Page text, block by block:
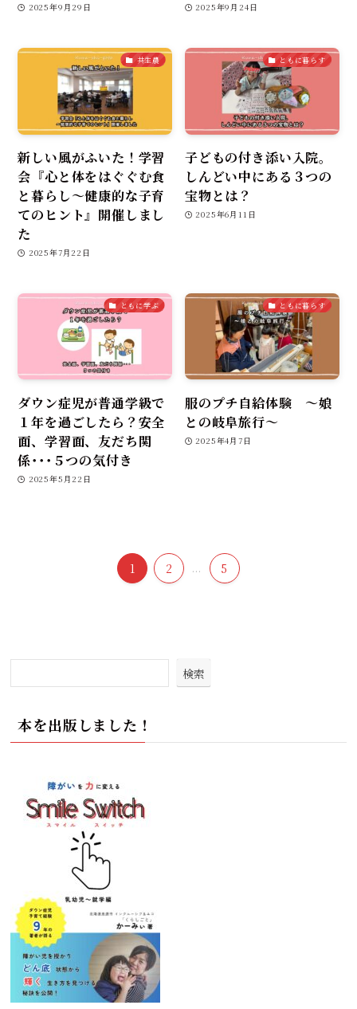
2025年9月29日 2025年9月24日
共生農
新しい風がふいた！学習
会『心と体をはぐぐむ食
と暮らし～健康的な子育
てのヒント』開催しまし
た
2025年7月22日
ともに暮らす
子どもの付き添い入院。
しんどい中にある３つの
宝物とは？
2025年6月11日
ともに学ぶ
ダウン症児が普通学級で
１年を過ごしたら？安全
面、学習面、友だち関
係･･･５つの気付き
2025年5月22日
ともに暮らす
服のプチ自給体験 ～娘
との岐阜旅行～
2025年4月7日
1 2 ... 5
検索
本を出版しました！